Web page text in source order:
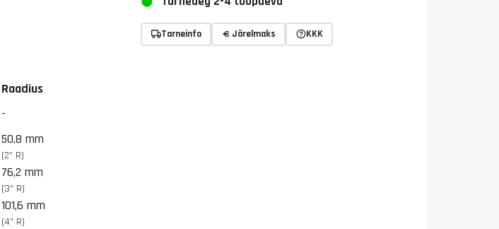
Tarneinfo Järelmaks KKK
Raadius
-
50,8 mm
(2" R)
76,2 mm
(3" R)
101,6 mm
(4" R)